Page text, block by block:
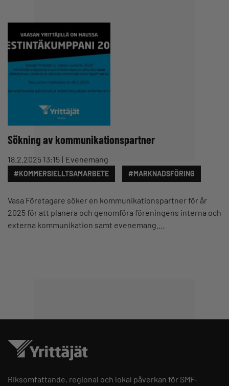
Sökning av kommunikationspartner
18.2.2025 13:15 Evenemang
#KOMMERSIELLTSAMARBETE #MARKNADSFÖRING
Vasa Företagare söker en kommunikationspartner för år
2025 för att planera och genomföra föreningens interna och
externa kommunikation samt evenemang.…
Riksomfattande, regional och lokal påverkan för SMF-